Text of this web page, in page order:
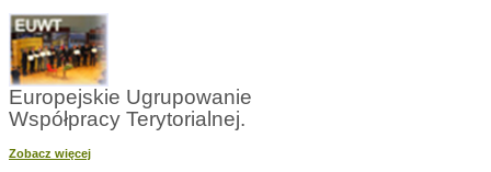
Europejskie Ugrupowanie
Współpracy Terytorialnej.
Zobacz więcej